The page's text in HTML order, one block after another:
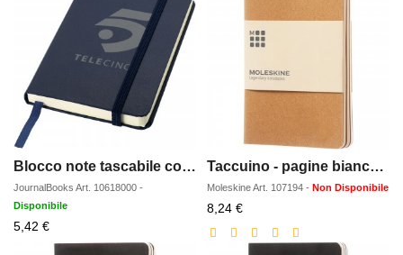
Blocco note tascabile con copertina rigida formato A6 Classic
JournalBooks Art. 10618000 -
Disponibile
5,42 €Prezzo
scontato
Taccuino - pagine bianche Moleskine Cahier PK
MoleskineArt. 107194 - Non Disponibile
8,24 €Prezzo
scontato